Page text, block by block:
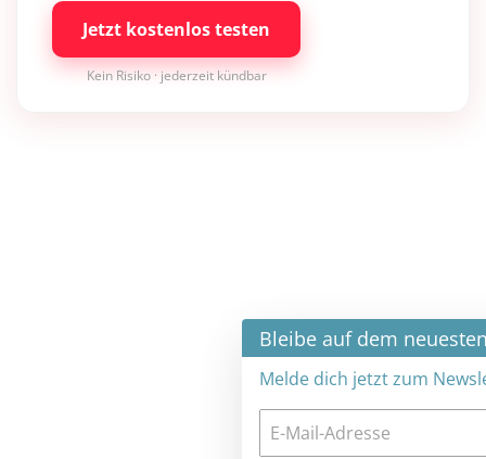
Jetzt kostenlos testen
Kein Risiko · jederzeit kündbar
Bleibe auf dem neuesten Stand ×
Melde dich jetzt zum Newsletter an: